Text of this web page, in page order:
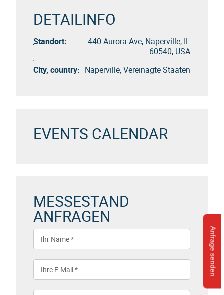
Anfrage senden
DETAILINFO
Standort:
440 Aurora Ave, Naperville, IL
60540, USA
City, country: Naperville, Vereinagte Staaten
EVENTS CALENDAR
MESSESTAND
ANFRAGEN